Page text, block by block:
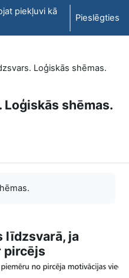
piekļuvi kā
Pieslēgties
Loģiskās shēmas.
shēmas.
līdzsvarā, ja
pircējs